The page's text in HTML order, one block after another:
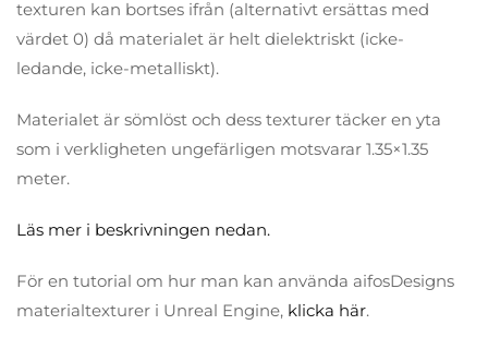
texturen kan bortses ifrån (alternativt ersättas med
värdet 0) då materialet är helt dielektriskt (icke-
ledande, icke-metalliskt).
Materialet är sömlöst och dess texturer täcker en yta
som i verkligheten ungefärligen motsvarar 1.35×1.35
meter.
Läs mer i beskrivningen nedan.
För en tutorial om hur man kan använda aifosDesigns
materialtexturer i Unreal Engine, klicka här.